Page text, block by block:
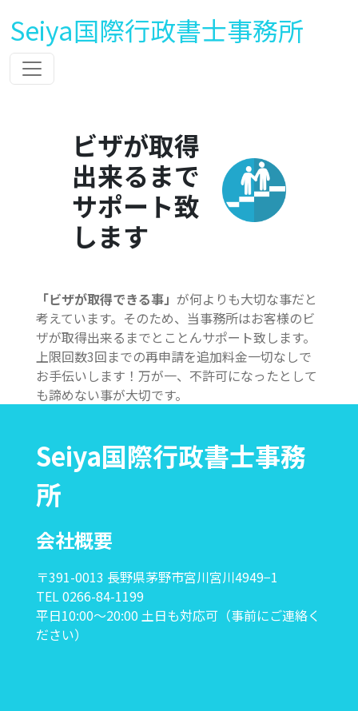
Seiya国際行政書士事務所
ビザが取得
出来るまで
サポート致
します
「ビザが取得できる事」 が何よりも大切な事だと
考えています。そのため、当事務所はお客様のビ
ザが取得出来るまでとことんサポート致します。
上限回数3回までの再申請を追加料金一切なしで
お手伝いします！万が一、不許可になったとして
も諦めない事が大切です。
Seiya国際行政書士事務
所
会社概要
〒391-0013 長野県茅野市宮川宮川4949−1
TEL 0266-84-1199
平日10:00〜20:00 土日も対応可（事前にご連絡く
ださい）